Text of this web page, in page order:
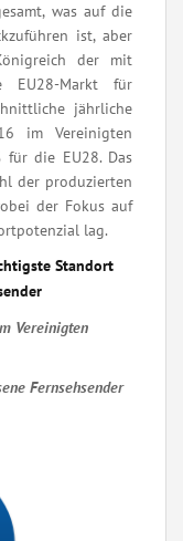
was auf die
ist, aber
der mit
EU28-Markt für
jährliche
im Vereinigten
für die EU28. Das
der produzierten
der Fokus auf
lag.
Standort
Vereinigten
Fernsehsender